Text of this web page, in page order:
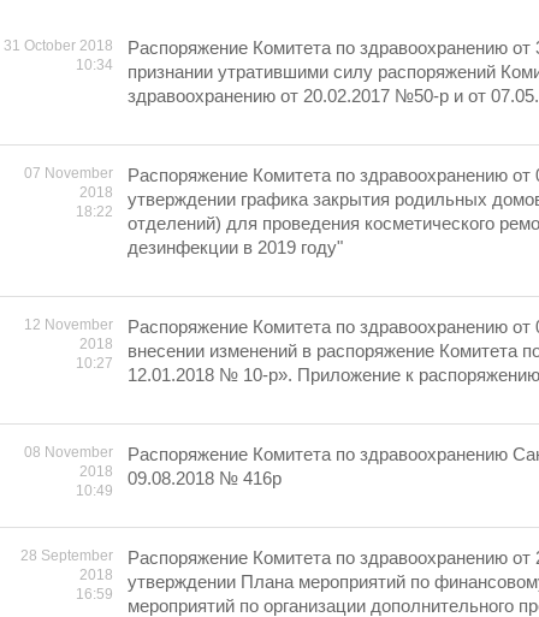
31 October 2018
10:34
Распоряжение Комитета по здравоохранению
признании утратившими силу распоряжений
здравоохранению от 20.02.2017 №50-р и от
07 November
2018
18:22
Распоряжение Комитета по здравоохранению
утверждении графика закрытия родильных
отделений) для проведения косметического
дезинфекции в 2019 году"
12 November
2018
10:27
Распоряжение Комитета по здравоохранению
внесении изменений в распоряжение Комитета
12.01.2018 № 10-р». Приложение к распоряжению
08 November
2018
10:49
Распоряжение Комитета по здравоохранению
09.08.2018 № 416р
28 September
2018
16:59
Распоряжение Комитета по здравоохранению
утверждении Плана мероприятий по
мероприятий по организации дополнительного